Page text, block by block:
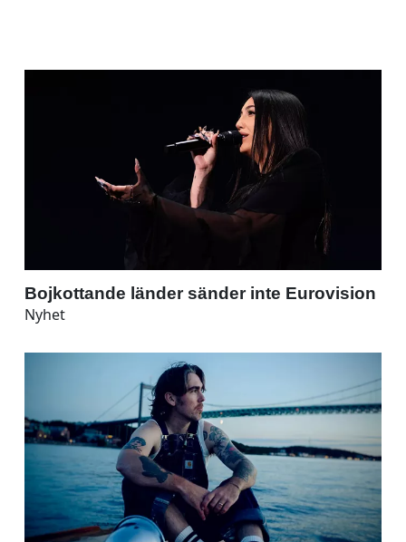
Bojkottande länder sänder inte Eurovision
Nyhet